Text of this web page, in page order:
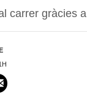
carrer gràcies a